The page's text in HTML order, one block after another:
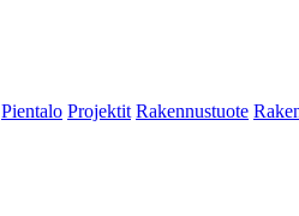
Pientalo Projektit Rakennustuote